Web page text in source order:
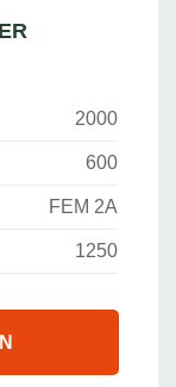
2000
600
FEM 2A
1250